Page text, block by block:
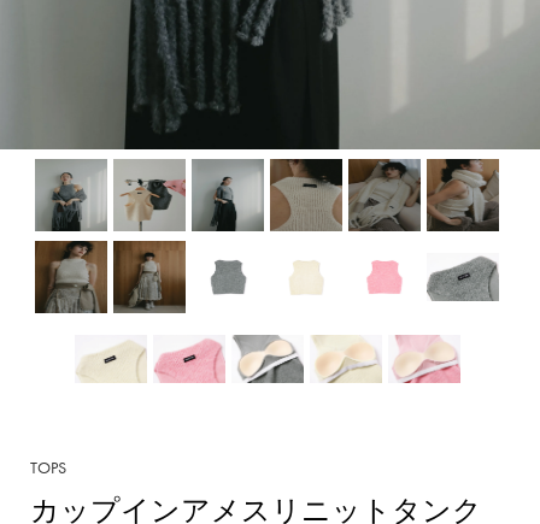
ショッピングガイド
TOPS
カップインアメスリニットタンク